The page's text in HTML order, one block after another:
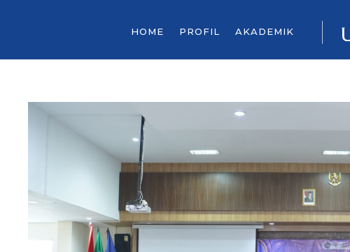
HOME PROFIL AKADEMIK